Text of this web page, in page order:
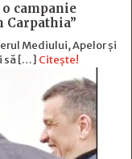
campanie
Carpathia”
Mediului, Apelor și
să […] Citește!